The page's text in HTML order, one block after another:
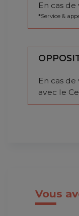
En cas
*Service &
En cas
avec le
Vous